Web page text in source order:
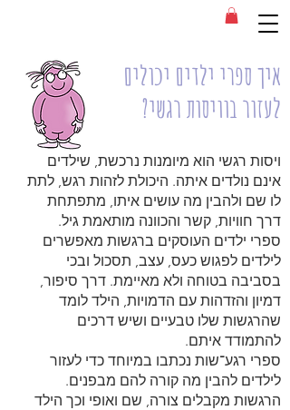
איך ספרי ילדים יכולים
לעזור בוויסות רגשי?
ויסות רגשי הוא מיומנות נרכשת, שילדים
אינם נולדים איתה. היכולת לזהות רגש, לתת
לו שם ולהבין מה עושים איתו, מתפתחת
דרך חוויות, קשר והכוונה מותאמת גיל.
ספרי ילדים העוסקים ברגשות מאפשרים
לילדים לפגוש כעס, עצב, תסכול ובכי
בסביבה בטוחה ולא מאיימת. דרך סיפור,
דמיון והזדהות עם הדמויות, הילד לומד
שהרגשות שלו טבעיים ושיש דרכים
להתמודד איתם.
ספרי רגע־שות נכתבו במיוחד כדי לעזור
לילדים להבין מה קורה להם מבפנים.
הרגשות מקבלים צורה, שם ואופי וכך הילד